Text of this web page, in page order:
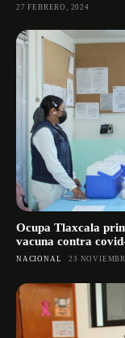
27 FEBRERO, 2024
Ocupa Tlaxcala
vacuna contra
NACIONAL 23